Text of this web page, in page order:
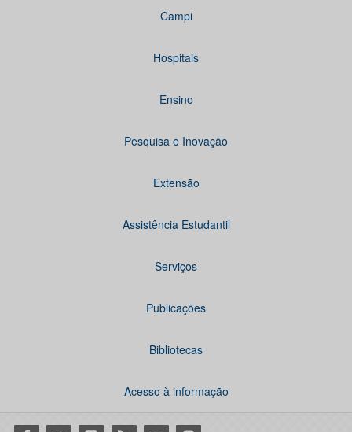
Campi
Hospitais
Ensino
Pesquisa e Inovação
Extensão
Assistência Estudantil
Serviços
Publicações
Bibliotecas
Acesso à informação